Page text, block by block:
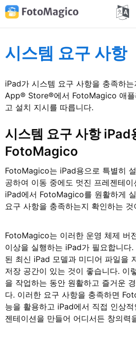
시스템 요구 사항
iPad가 시스템 요구 사항을 충족하
App® Store®에서 FotoMagico 애플
고 설치 지시를 따릅니다.
시스템 요구 사항 iPad
FotoMagico
FotoMagico는 iPad용으로 특별히
공하여 이동 중에도 멋진 프레젠테
iPad에서 FotoMagico를 원활하게
요구 사항을 충족하는지 확인하는 것
FotoMagico는 이러한 운영 체제 버
이상을 실행하는 iPad가 필요합니다
된 최신 iPad 모델과 미디어 파일을
저장 공간이 있는 것이 좋습니다. 이
을 작업하는 동안 원활하고 즐거운
다. 이러한 요구 사항을 충족하면
능을 활용하고 iPad에서 직접 인상
젠테이션을 만들어 어디서든 창의력